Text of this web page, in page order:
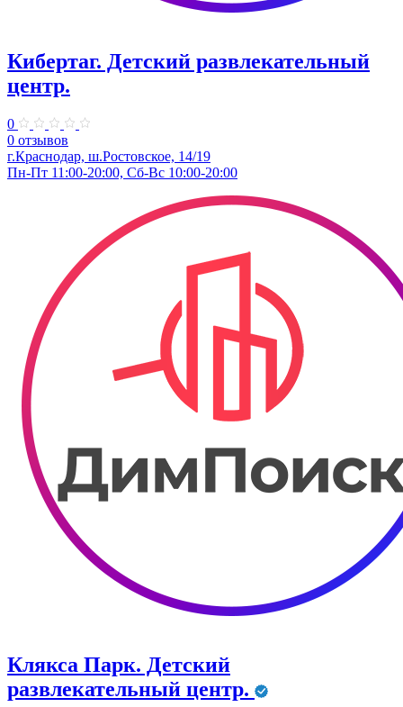
Кибертаг. Детский развлекательный
центр.
0
0 отзывов
г.Краснодар, ш.Ростовское, 14/19
Пн-Пт 11:00-20:00, Сб-Вс 10:00-20:00
Клякса Парк. Детский
развлекательный центр.